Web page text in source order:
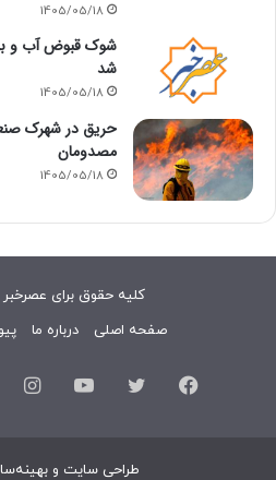
1405/05/18
شوک قبوض آب و
شد
1405/05/18
حریق در شهرک
مصدومان
1405/05/18
کلیه حقوق برای
صفحه اصلی
درباره ما
فیسبوک توییتر یوتیوب
طراحی سایت و